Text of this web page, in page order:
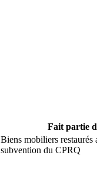
Fait partie
Biens mobiliers restaurés
subvention du CPRQ